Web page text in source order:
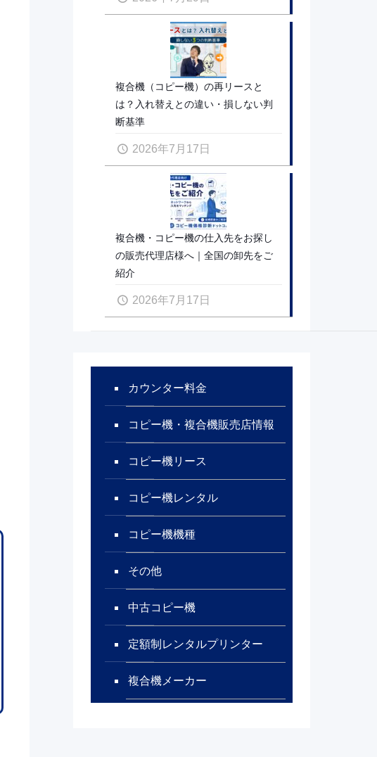
複合機（コピー機）の再リースと
は？入れ替えとの違い・損しない判
断基準
2026年7月17日
複合機・コピー機の仕入先をお探し
の販売代理店様へ｜全国の卸先をご
紹介
2026年7月17日
カウンター料金
コピー機・複合機販売店情報
コピー機リース
コピー機レンタル
コピー機機種
その他
中古コピー機
定額制レンタルプリンター
複合機メーカー